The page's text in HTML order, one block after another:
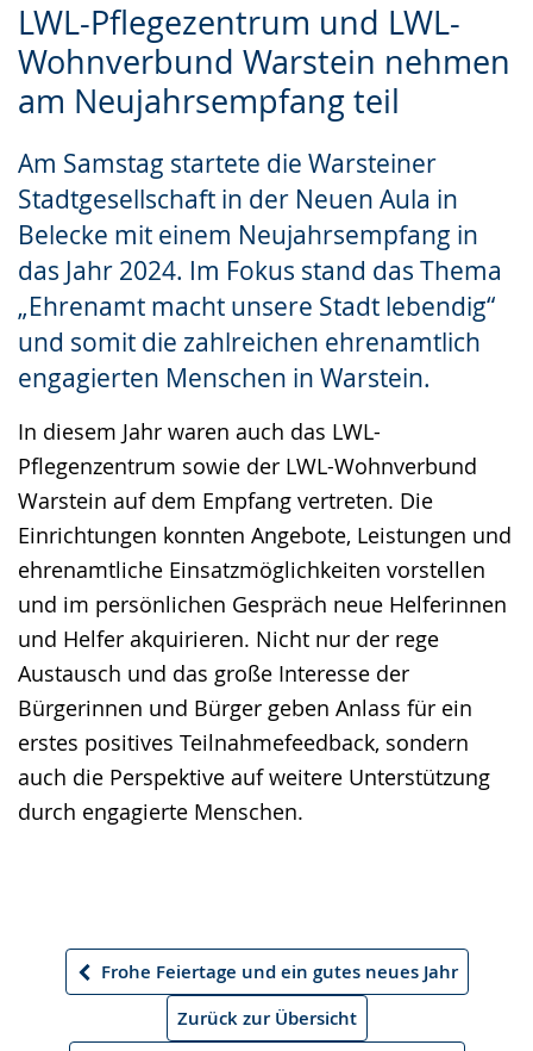
LWL-Pflegezentrum und LWL-
Wohnverbund Warstein nehmen
am Neujahrsempfang teil
Am Samstag startete die Warsteiner
Stadtgesellschaft in der Neuen Aula in
Belecke mit einem Neujahrsempfang in
das Jahr 2024. Im Fokus stand das Thema
„Ehrenamt macht unsere Stadt lebendig“
und somit die zahlreichen ehrenamtlich
engagierten Menschen in Warstein.
In diesem Jahr waren auch das LWL-
Pflegenzentrum sowie der LWL-Wohnverbund
Warstein auf dem Empfang vertreten. Die
Einrichtungen konnten Angebote, Leistungen und
ehrenamtliche Einsatzmöglichkeiten vorstellen
und im persönlichen Gespräch neue Helferinnen
und Helfer akquirieren. Nicht nur der rege
Austausch und das große Interesse der
Bürgerinnen und Bürger geben Anlass für ein
erstes positives Teilnahmefeedback, sondern
auch die Perspektive auf weitere Unterstützung
durch engagierte Menschen.
Leichten
Sprache
wechseln.
Audio-
Unterstützung.
Video
in
Deutscher
wird
angezeigt.
Vorheriger
Frohe Feiertage und ein gutes neues Jahr
Zurück zur Übersicht